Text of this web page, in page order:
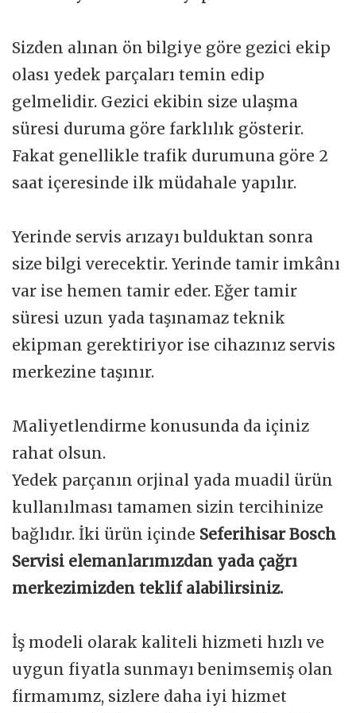
Sizden alınan ön bilgiye göre gezici ekip
olası yedek parçaları temin edip
gelmelidir. Gezici ekibin size ulaşma
süresi duruma göre farklılık gösterir.
Fakat genellikle trafik durumuna göre 2
saat içeresinde ilk müdahale yapılır.
Yerinde servis arızayı bulduktan sonra
size bilgi verecektir. Yerinde tamir imkânı
var ise hemen tamir eder. Eğer tamir
süresi uzun yada taşınamaz teknik
ekipman gerektiriyor ise cihazınız servis
merkezine taşınır.
Maliyetlendirme konusunda da içiniz
rahat olsun.
Yedek parçanın orjinal yada muadil ürün
kullanılması tamamen sizin tercihinize
bağlıdır. İki ürün içinde Seferihisar Bosch
Servisi elemanlarımızdan yada çağrı
merkezimizden teklif alabilirsiniz.
İş modeli olarak kaliteli hizmeti hızlı ve
uygun fiyatla sunmayı benimsemiş olan
firmamımz, sizlere daha iyi hizmet